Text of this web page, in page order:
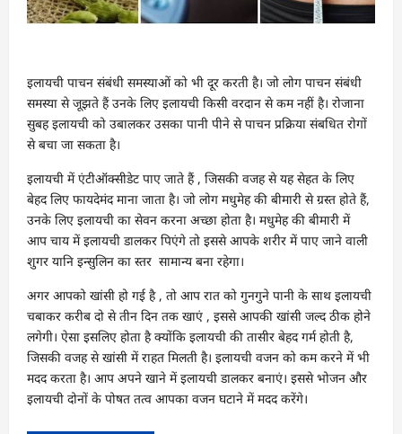
इलायची पाचन संबंधी समस्याओं को भी दूर करती है। जो लोग पाचन संबंधी
समस्या से जूझते हैं उनके लिए इलायची किसी वरदान से कम नहीं है। रोजाना
सुबह इलायची को उबालकर उसका पानी पीने से पाचन प्रक्रिया संबधित रोगों
से बचा जा सकता है।
इलायची में एंटीऑक्सीडेट पाए जाते हैं , जिसकी वजह से यह सेहत के लिए
बेहद लिए फायदेमंद माना जाता है। जो लोग मधुमेह की बीमारी से ग्रस्त होते हैं,
उनके लिए इलायची का सेवन करना अच्छा होता है। मधुमेह की बीमारी में
आप चाय में इलायची डालकर पिएंगे तो इससे आपके शरीर में पाए जाने वाली
शुगर यानि इन्सुलिन का स्तर सामान्य बना रहेगा।
अगर आपको खांसी हो गई है , तो आप रात को गुनगुने पानी के साथ इलायची
चबाकर करीब दो से तीन दिन तक खाएं , इससे आपकी खांसी जल्द ठीक होने
लगेगी। ऐसा इसलिए होता है क्योंकि इलायची की तासीर बेहद गर्म होती है,
जिसकी वजह से खांसी में राहत मिलती है। इलायची वजन को कम करने में भी
मदद करता है। आप अपने खाने में इलायची डालकर बनाएं। इससे भोजन और
इलायची दोनों के पोषत तत्व आपका वजन घटाने में मदद करेंगे।